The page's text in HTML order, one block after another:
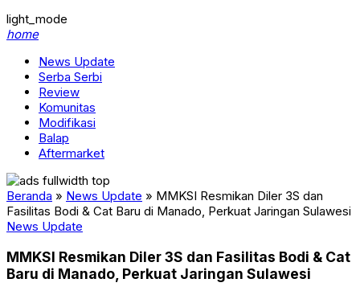
light_mode
home
News Update
Serba Serbi
Review
Komunitas
Modifikasi
Balap
Aftermarket
Beranda » News Update » MMKSI Resmikan Diler 3S dan
Fasilitas Bodi & Cat Baru di Manado, Perkuat Jaringan Sulawesi
News Update
MMKSI Resmikan Diler 3S dan Fasilitas Bodi & Cat
Baru di Manado, Perkuat Jaringan Sulawesi